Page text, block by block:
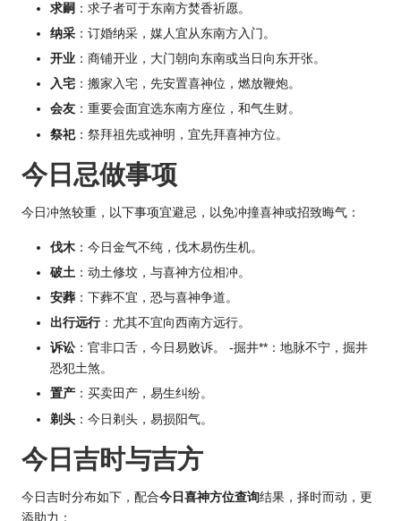
求嗣 ：求子者可于东南方焚香祈愿。
纳采 ：订婚纳采，媒人宜从东南方入门。
开业 ：商铺开业，大门朝向东南或当日向东开张。
入宅 ：搬家入宅，先安置喜神位，燃放鞭炮。
会友 ：重要会面宜选东南方座位，和气生财。
祭祀：祭拜祖先或神明，宜先拜喜神方位。
今日忌做事项
今日冲煞较重，以下事项宜避忌，以免冲撞喜神或招致晦气：
伐木 ：今日金气不纯，伐木易伤生机。
破土 ：动土修坟，与喜神方位相冲。
安葬 ：下葬不宜，恐与喜神争道。
出行远行：尤其不宜向西南方远行。
诉讼：官非口舌，今日易败诉。 -掘井**：地脉不宁，掘井
恐犯土煞。
置产 ：买卖田产，易生纠纷。
剃头 ：今日剃头，易损阳气。
今日吉时与吉方
今日吉时分布如下，配合今日喜神方位查询结果，择时而动，更
添助力：